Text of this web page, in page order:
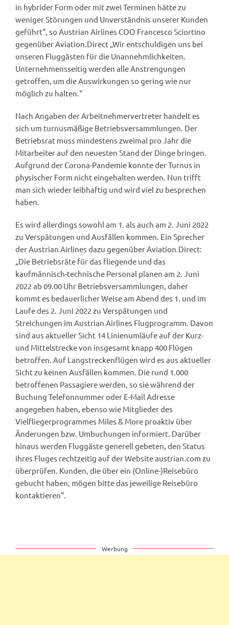
in hybrider Form oder mit zwei Terminen hätte zu
weniger Störungen und Unverständnis unserer Kunden
geführt“, so Austrian Airlines COO Francesco Sciortino
gegenüber Aviation.Direct „Wir entschuldigen uns bei
unseren Fluggästen für die Unannehmlichkeiten.
Unternehmensseitig werden alle Anstrengungen
getroffen, um die Auswirkungen so gering wie nur
möglich zu halten.“
Nach Angaben der Arbeitnehmervertreter handelt es
sich um turnusmäßige Betriebsversammlungen. Der
Betriebsrat muss mindestens zweimal pro Jahr die
Mitarbeiter auf den neuesten Stand der Dinge bringen.
Aufgrund der Corona-Pandemie konnte der Turnus in
physischer Form nicht eingehalten werden. Nun trifft
man sich wieder leibhaftig und wird viel zu besprechen
haben.
Es wird allerdings sowohl am 1. als auch am 2. Juni 2022
zu Verspätungen und Ausfällen kommen. Ein Sprecher
der Austrian Airlines dazu gegenüber Aviation.Direct:
„Die Betriebsräte für das fliegende und das
kaufmännisch-technische Personal planen am 2. Juni
2022 ab 09.00 Uhr Betriebsversammlungen, daher
kommt es bedauerlicher Weise am Abend des 1. und im
Laufe des 2. Juni 2022 zu Verspätungen und
Streichungen im Austrian Airlines Flugprogramm. Davon
sind aus aktueller Sicht 14 Linienumläufe auf der Kurz-
und Mittelstrecke von insgesamt knapp 400 Flügen
betroffen. Auf Langstreckenflügen wird es aus aktueller
Sicht zu keinen Ausfällen kommen. Die rund 1.000
betroffenen Passagiere werden, so sie während der
Buchung Telefonnummer oder E-Mail Adresse
angegeben haben, ebenso wie Mitglieder des
Vielfliegerprogrammes Miles & More proaktiv über
Änderungen bzw. Umbuchungen informiert. Darüber
hinaus werden Fluggäste generell gebeten, den Status
ihres Fluges rechtzeitig auf der Website austrian.com zu
überprüfen. Kunden, die über ein (Online-)Reisebüro
gebucht haben, mögen bitte das jeweilige Reisebüro
kontaktieren“.
Werbung